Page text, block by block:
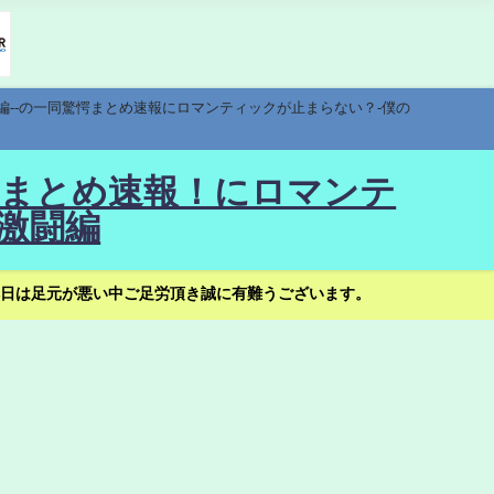
の一同驚愕まとめ速報にロマンティックが止まらない？-僕の
とめ速報！にロマンテ
闘編
足元が悪い中ご足労頂き誠に有難うございます。